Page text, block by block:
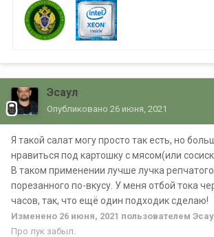
Эсаул
Опубликовано 26 июня, 2021
Я такой салат могу просто так есть, но
нравиться под картошку с мясом(или
В таком применении лучше лучка
порезанного по-вкусу. У меня отбой тока
часов, так, что ещё один подходик сделаю!
Изменено 26 июня, 2021 пользователем
Про лук забыл.